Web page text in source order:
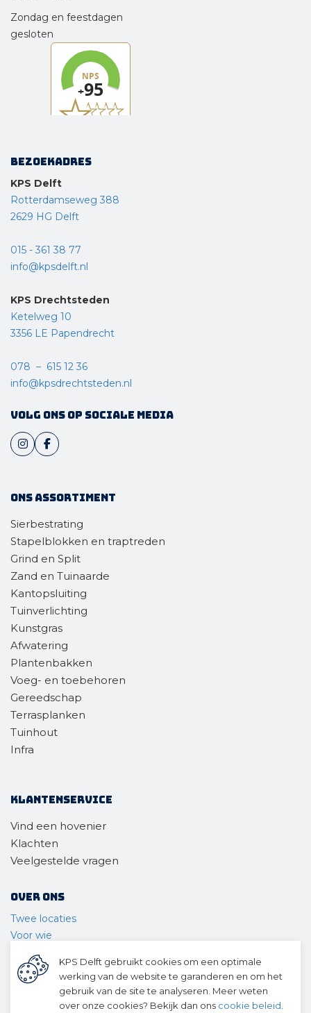
Zondag en feestdagen
gesloten
Bezoekadres
KPS Delft
Rotterdamseweg 388
2629 HG Delft
015 - 361 38 77
info@kpsdelft.nl
KPS Drechtsteden
Ketelweg 10
3356 LE Papendrecht
078 – 615 12 36
info@kpsdrechtsteden.nl
Volg ons op sociale media
Ons assortiment
Sierbestrating
Stapelblokken en traptreden
Grind en Split
Zand en Tuinaarde
Kantopsluiting
Tuinverlichting
Kunstgras
Afwatering
Plantenbakken
Voeg- en toebehoren
Gereedschap
Terrasplanken
Tuinhout
Infra
Klantenservice
Vind een hovenier
Klachten
Veelgestelde vragen
Over ons
Twee locaties
Voor wie
Ons team
Geschiedenis
© 2026 KPS Delft
KPS Delft gebruikt cookies om een optimale
werking van de website te garanderen en om het
gebruik van de site te analyseren. Meer weten
over onze cookies? Bekijk dan ons cookie beleid